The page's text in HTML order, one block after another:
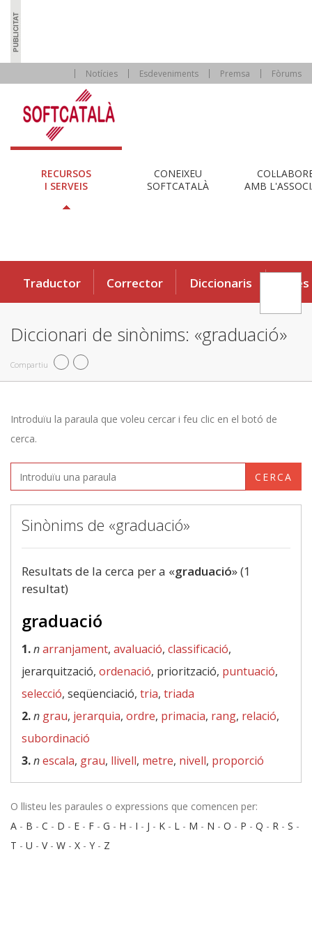
Notícies Esdeveniments Premsa Fòrums
RECURSOS
I SERVEIS
CONEIXEU
SOFTCATALÀ
AMB
Traductor Corrector Diccionaris Eines
Diccionari de sinònims: «graduació»
Compartiu
Introduïu la paraula que voleu cercar i feu clic en el botó de
cerca.
CERCA
Sinònims de «graduació»
Resultats de la cerca per a «graduació» (1
resultat)
graduació
1.narranjament, avaluació, classificació,
jerarquització, ordenació, priorització, puntuació,
selecció, seqüenciació, tria, triada
2.n grau, jerarquia, ordre, primacia, rang, relació,
subordinació
3.nescala, grau, llivell, metre, nivell, proporció
O llisteu les paraules o expressions que comencen per:
A - B - C - D - E - F - G - H - I - J - K - L - M - N - O - P - Q - R - S -
T - U - V- W - X - Y - Z